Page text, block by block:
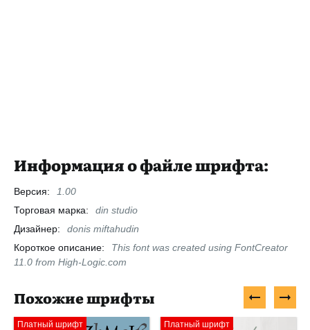
Информация о файле шрифта:
Версия:
1.00
Торговая марка:
din studio
Дизайнер:
donis miftahudin
Короткое описание:
This font was created using FontCreator
11.0 from High-Logic.com
Похожие шрифты
Платный шрифт Платный шрифт